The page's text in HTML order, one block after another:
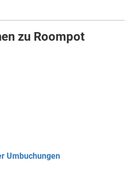
zu Roompot
Umbuchungen